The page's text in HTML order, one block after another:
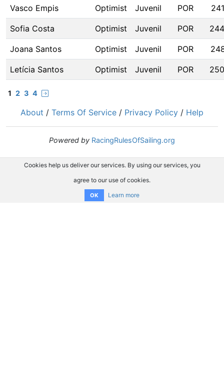
Vasco Empis Optimist Juvenil POR
Sofia Costa Optimist Juvenil POR
Joana Santos Optimist Juvenil POR
Letícia Santos Optimist Juvenil POR
1 2 3 4
About / Terms Of Service / Privacy Policy / Help
Powered by RacingRulesOfSailing.org
Cookies help us deliver our services. By using our services, you
agree to our use of cookies.
OK Learn more